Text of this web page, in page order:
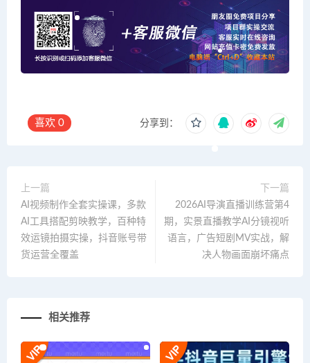
喜欢 0 分享到：
上一篇
AI视频制作全套实操课，多款
AI工具搭配剪映教学，百种特
效运镜拍摄实操，抖音账号带
货运营全覆盖
下一篇
2026AI导演直播训练营第4
期，实景直播教学AI分镜视听
语言，广告短剧MV实战，解
决人物画面崩坏痛点
相关推荐